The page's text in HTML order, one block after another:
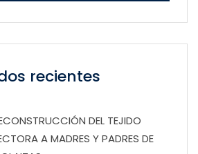
recientes
DEL TEJIDO
A MADRES Y PADRES DE